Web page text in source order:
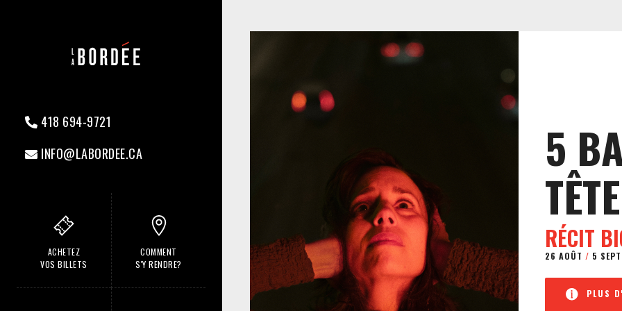
418 694-9721
INFO@LABORDEE.CA
ACHETEZ
VOS BILLETS
COMMENT
S'Y RENDRE?
5
TÊTE
RÉCIT
26 AOÛT / 5
PLUS